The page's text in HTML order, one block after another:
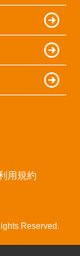
用規約
Reserved.